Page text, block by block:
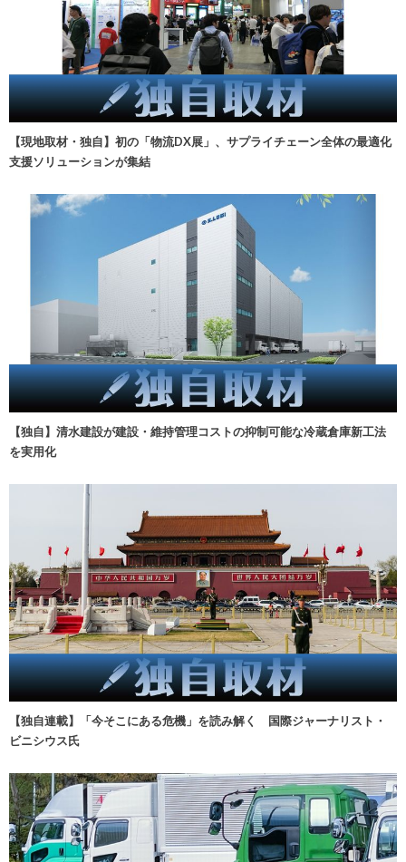
【現地取材・独自】初の「物流DX展」、サプライチェーン全体の最適化
支援ソリューションが集結
【独自】清水建設が建設・維持管理コストの抑制可能な冷蔵倉庫新工法
を実用化
【独自連載】「今そこにある危機」を読み解く 国際ジャーナリスト・
ビニシウス氏